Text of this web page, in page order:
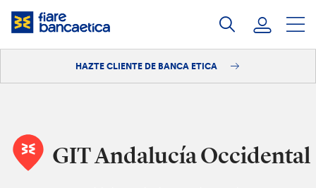
Saltar
HAZTE CLIENTE DE BANCA ETICA
GIT Andalucía Occidental